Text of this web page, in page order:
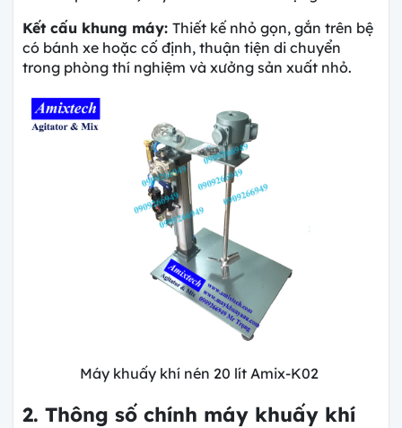
Kết cấu khung máy: Thiết kế nhỏ gọn, gắn trên bệ
có bánh xe hoặc cố định, thuận tiện di chuyển
trong phòng thí nghiệm và xưởng sản xuất nhỏ.
Máy khuấy khí nén 20 lít Amix-K02
2. Thông số chính máy khuấy khí